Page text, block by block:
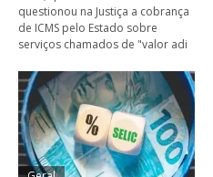
questionou na Justiça a cobrança
de ICMS pelo Estado sobre
serviços chamados de "valor adi